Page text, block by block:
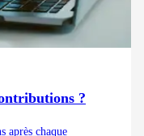
?
après chaque